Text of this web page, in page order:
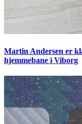
Martin Andersen er
hjemmebane i Viborg